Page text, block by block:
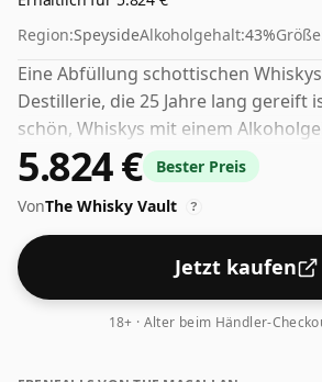
Region:SpeysideAlkoholgehalt:43%
Eine Abfüllung schottischen
Destillerie, die 25 Jahre lang gereift
schön, Whiskys mit einem
sehen, dieser wird in der normalen
geliefert.
5.824 €
Bester Preis
VonThe Whisky Vault ?
Jetzt kaufen
18+ · Alter beim Händler-